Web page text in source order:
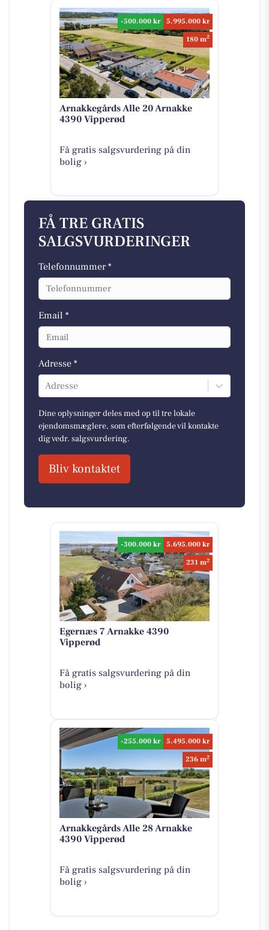
-500.000 kr
5.995.000 kr
180 m2
Arnakkegårds Alle 20 Arnakke
4390 Vipperød
Få gratis salgsvurdering på din
bolig ›
FÅ TRE GRATIS
SALGSVURDERINGER
Telefonnummer *
Email *
Adresse *
Adresse
Dine oplysninger deles med op til tre lokale
ejendomsmæglere, som efterfølgende vil kontakte
dig vedr. salgsvurdering.
Bliv kontaktet
-300.000 kr
5.695.000 kr
231 m2
Egernæs 7 Arnakke 4390
Vipperød
Få gratis salgsvurdering på din
bolig ›
-255.000 kr
5.495.000 kr
236 m2
Arnakkegårds Alle 28 Arnakke
4390 Vipperød
Få gratis salgsvurdering på din
bolig ›